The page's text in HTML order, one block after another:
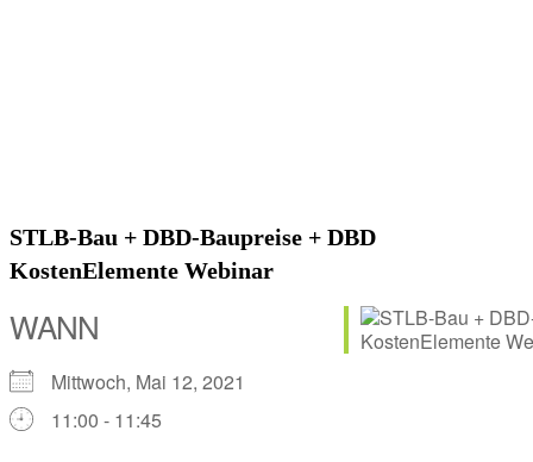
STLB-Bau + DBD-Baupreise + DBD
KostenElemente Webinar
WANN
Mittwoch, Mai 12, 2021
11:00 - 11:45